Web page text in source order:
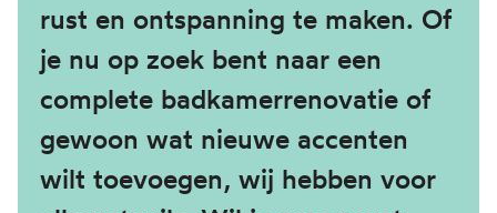
rust en ontspanning te maken. Of
je nu op zoek bent naar een
complete badkamerrenovatie of
gewoon wat nieuwe accenten
wilt toevoegen, wij hebben voor